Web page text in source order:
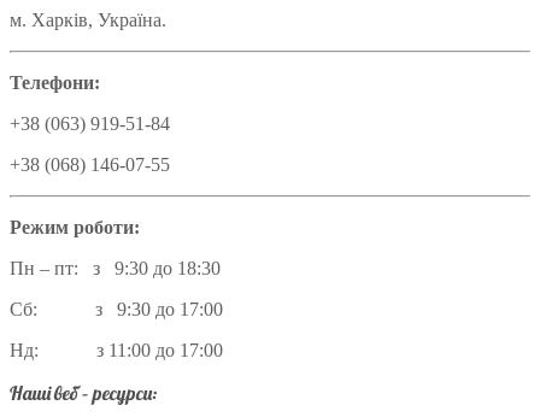
м. Харків, Україна.
Телефони:
+38 (063) 919-51-84
+38 (068) 146-07-55
Режим роботи:
Пн – пт: з 9:30 до 18:30
Сб: з 9:30 до 17:00
Нд: з 11:00 до 17:00
Наші веб – ресурси: